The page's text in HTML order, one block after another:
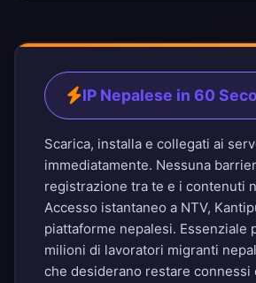
IP Nepalese in 60
Scarica, installa e collegati ai
immediatamente. Nessuna
registrazione tra te e i contenuti
Accesso istantaneo a NTV,
piattaforme nepalesi. Essenziale
milioni di lavoratori migranti
che desiderano restare connessi